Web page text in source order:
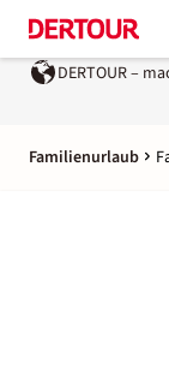
Ein
Familienurlaub